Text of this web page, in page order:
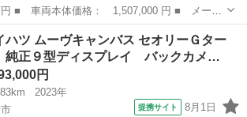
種名： タフト ■ グレード名： Ｘ 届出
ーフ 衝突軽減装置 スマートキー ＬＥＤヘ
ダイハツ
ハツ ムーヴキャンバス セオリーＧター
正９型ディスプレイ バックカメ…
円
2023年
提携サイト 8月1日